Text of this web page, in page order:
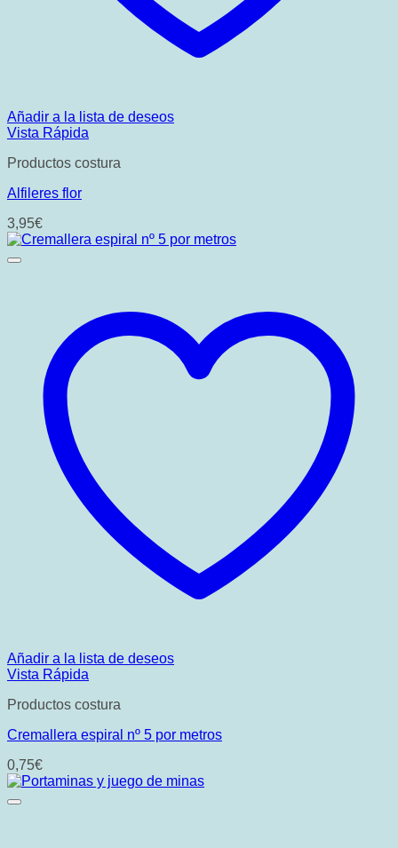
Añadir a la lista de deseos
Vista Rápida
Productos costura
Alfileres flor
3,95€
Añadir a la lista de deseos
Vista Rápida
Productos costura
Cremallera espiral nº 5 por metros
0,75€